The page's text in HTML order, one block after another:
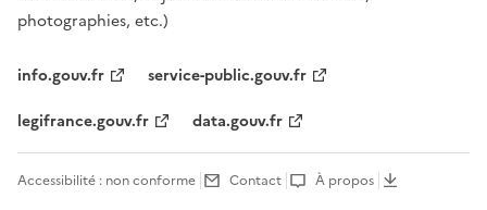
photographies, etc.)
info.gouv.fr
service-public.gouv.fr
legifrance.gouv.fr
data.gouv.fr
Accessibilité : non conforme Contact À propos